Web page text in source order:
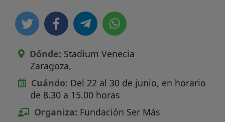
Dónde: Stadium Venecia
Zaragoza,
Cuándo: Del 22 al 30 de junio, en horario
de 8.30 a 15.00 horas
Organiza: Fundación Ser Más